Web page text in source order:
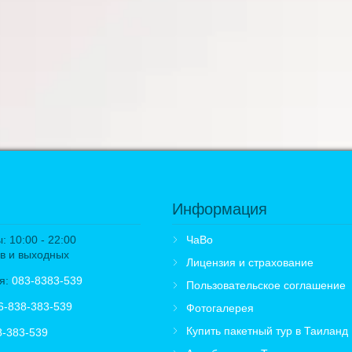
10:00 - 22:00
и выходных
083-8383-539
838-383-539
383-539
Информация
ЧаВо
Лицензия и страхование
Пользовательское соглашение
Фотогалерея
Купить пакетный тур в Таиланд